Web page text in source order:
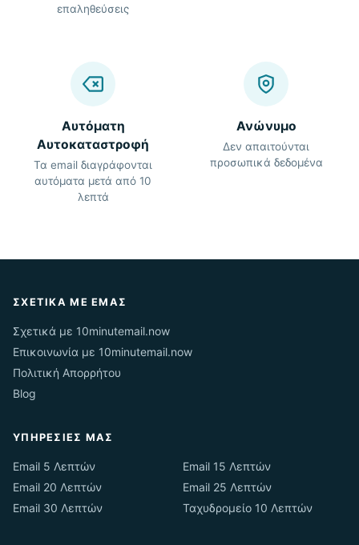
επαληθεύσεις
Αυτόματη
Αυτοκαταστροφή
Τα email διαγράφονται
αυτόματα μετά από 10
λεπτά
Ανώνυμο
Δεν απαιτούνται
προσωπικά δεδομένα
ΣΧΕΤΙΚΆ ΜΕ ΕΜΆΣ
Σχετικά με 10minutemail.now
Επικοινωνία με 10minutemail.now
Πολιτική Απορρήτου
Blog
ΥΠΗΡΕΣΊΕΣ ΜΑΣ
Email 5 Λεπτών
Email 15 Λεπτών
Email 20 Λεπτών
Email 25 Λεπτών
Email 30 Λεπτών
Ταχυδρομείο 10 Λεπτών